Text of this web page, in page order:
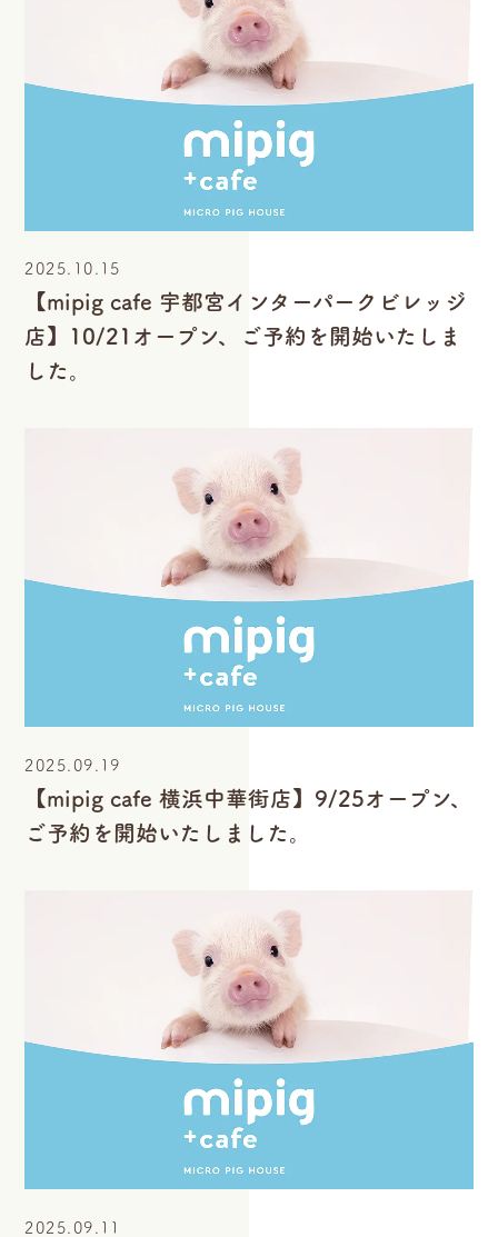
2025.10.15
【mipig cafe 宇都宮インターパークビレッジ
店】10/21オープン、ご予約を開始いたしま
した。
2025.09.19
【mipig cafe 横浜中華街店】9/25オープン、
ご予約を開始いたしました。
2025.09.11